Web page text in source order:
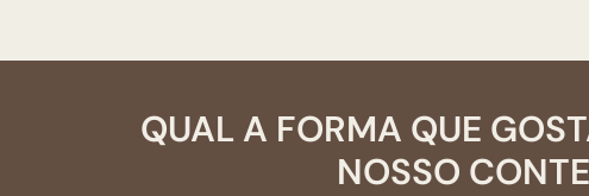
QUAL A FORMA QUE
NOSSO